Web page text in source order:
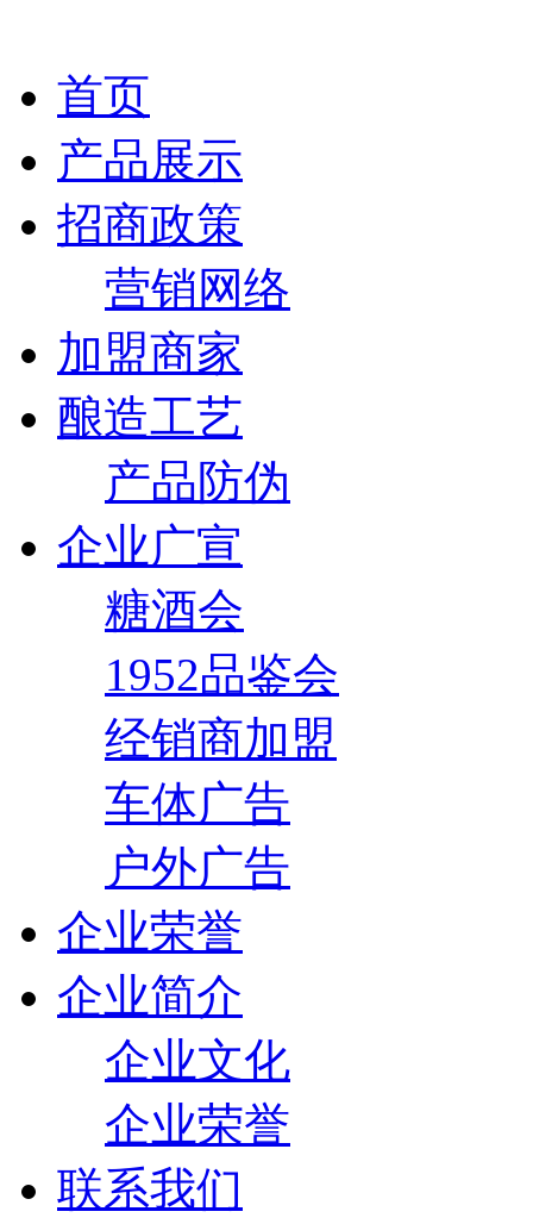
首页
产品展示
招商政策
营销网络
加盟商家
酿造工艺
产品防伪
企业广宣
糖酒会
1952品鉴会
经销商加盟
车体广告
户外广告
企业荣誉
企业简介
企业文化
企业荣誉
联系我们